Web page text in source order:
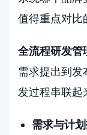
值得重点对比
全流程研发管
需求提出到发
发过程串联起
需求与计